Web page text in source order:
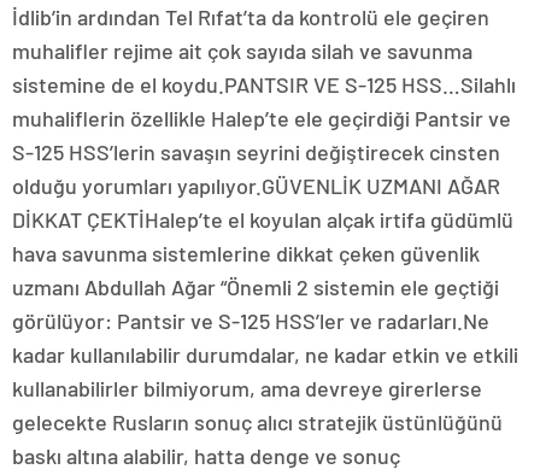
İdlib’in ardından Tel Rıfat’ta da kontrolü ele geçiren
muhalifler rejime ait çok sayıda silah ve savunma
sistemine de el koydu.PANTSIR VE S-125 HSS…Silahlı
muhaliflerin özellikle Halep’te ele geçirdiği Pantsir ve
S-125 HSS’lerin savaşın seyrini değiştirecek cinsten
olduğu yorumları yapılıyor.GÜVENLİK UZMANI AĞAR
DİKKAT ÇEKTİHalep’te el koyulan alçak irtifa güdümlü
hava savunma sistemlerine dikkat çeken güvenlik
uzmanı Abdullah Ağar “Önemli 2 sistemin ele geçtiği
görülüyor: Pantsir ve S-125 HSS’ler ve radarları.Ne
kadar kullanılabilir durumdalar, ne kadar etkin ve etkili
kullanabilirler bilmiyorum, ama devreye girerlerse
gelecekte Rusların sonuç alıcı stratejik üstünlüğünü
baskı altına alabilir, hatta denge ve sonuç